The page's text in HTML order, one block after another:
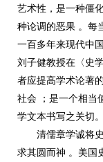
艺术性，是一种僵
种论调的恶果 。每
一百多年来现代中
刘子健教授在〈史
者应提高学术论著
社会 ；是一个相当
学文本书写之关切。
清儒章学诚将
求其圆而神 。美国